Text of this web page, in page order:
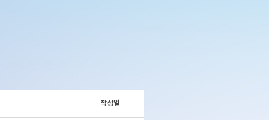
작성일